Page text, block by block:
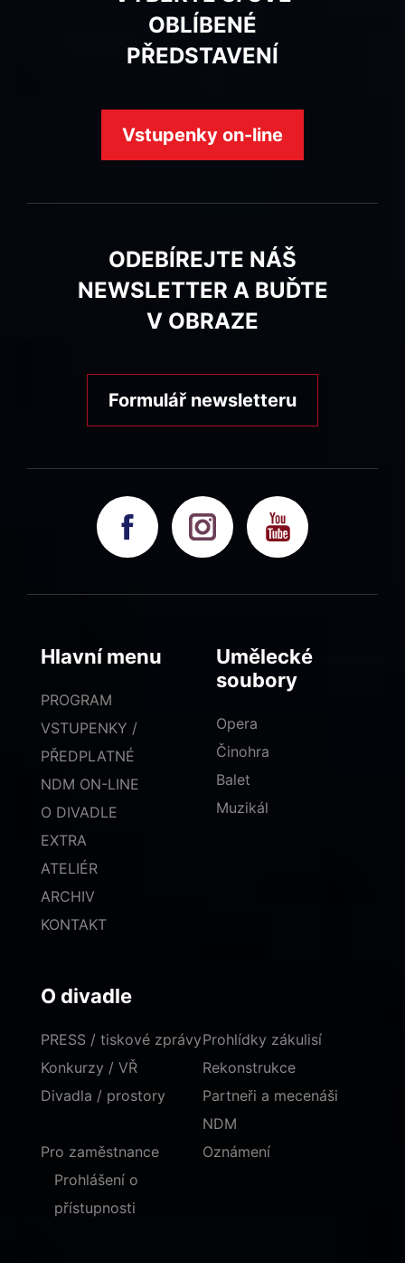
OBLÍBENÉ
PŘEDSTAVENÍ
Vstupenky on-line
ODEBÍREJTE NÁŠ
NEWSLETTER A BUĎTE
V OBRAZE
Formulář newsletteru
Hlavní menu
PROGRAM
VSTUPENKY /
PŘEDPLATNÉ
NDM ON-LINE
O DIVADLE
EXTRA
ATELIÉR
ARCHIV
KONTAKT
Umělecké
soubory
Opera
Činohra
Balet
Muzikál
O divadle
PRESS / tiskové zprávy
Konkurzy / VŘ
Divadla / prostory
Prohlídky zákulisí
Rekonstrukce
Partneři a mecenáši
NDM
Pro zaměstnance
Oznámení
Prohlášení o
přístupnosti